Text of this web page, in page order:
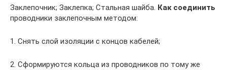
Заклепочник; Заклепка; Стальная шайба. Как соединить
проводники заклепочным методом:
1. Снять слой изоляции с концов кабелей;
2. Сформируются кольца из проводников по тому же